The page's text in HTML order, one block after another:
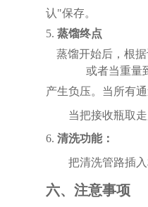
认 "保存。
5. 蒸馏终点
蒸馏开始后 ，根
或者当重量
产生负压。当所有
当把接收瓶取
6. 清洗功能：
把清洗管路插
六、注意事项